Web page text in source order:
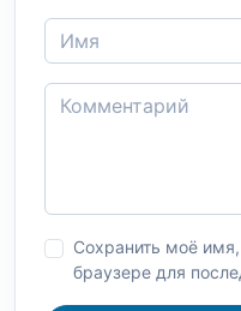
Сохранить моё
браузере для